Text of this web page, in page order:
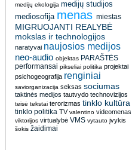
medijų ekologija medijų studijos
mediosofija menas miestas
MIGRUOJANTI REALYBĖ
mokslas ir technologijos
naratyvai naujosios medijos
neo-audio objektas PARAŠTĖS
performansai pikseliai politika projektai
psichogeografija renginiai
saviorganizacija seksas sociumas
taktinės medijos tautvydo technovizijos
teisė tekstai terorizmas tinklo kultūra
tinklo politika TV valentino videomenas
viktorijos virtualybė VMS vytauto įvykis
šokis žaidimai